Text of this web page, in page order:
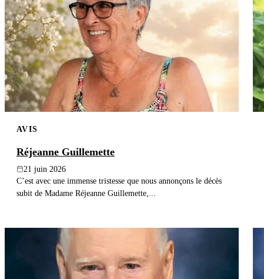
AVIS
Réjeanne Guillemette
21 juin 2026
C’est avec une immense tristesse que nous annonçons le décès
subit de Madame Réjeanne Guillemette,...